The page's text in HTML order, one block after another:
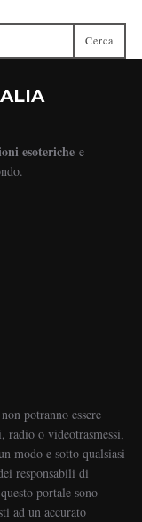
Cerca
esoterichee
potranno essere
o videotrasmessi,
modo e sotto qualsiasi
responsabili di
portale sono
ad un accurato